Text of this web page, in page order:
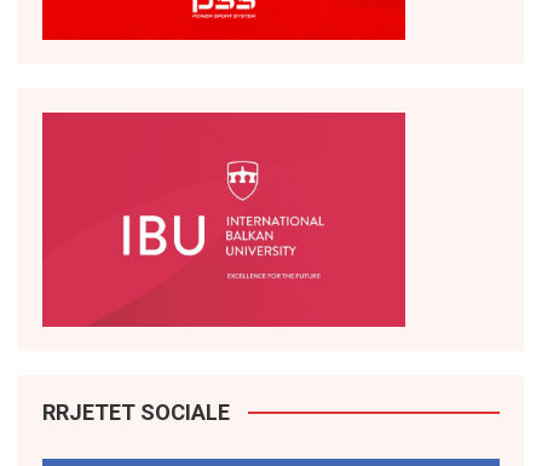
RRJETET SOCIALE